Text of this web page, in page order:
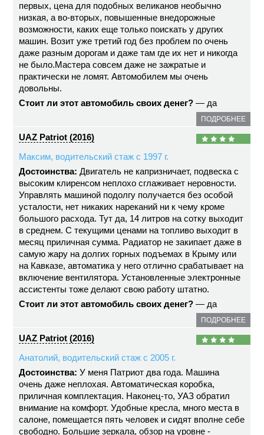
первых, цена для подобных великанов необычно
низкая, а во-вторых, повышенные внедорожные
возможности, каких еще только поискать у других
машин. Возит уже третий год без проблем по очень
даже разным дорогам и даже там где их нет и никогда
не было.Мастера совсем даже не зажратые и
практически не ломят. Автомобилем мы очень
довольны.
Стоит ли этот автомобиль своих денег? — да
ПОДРОБНЕЕ
UAZ Patriot (2016)
Максим, водительский стаж с 1997 г.
Достоинства: Двигатель не капризничает, подвеска с
высоким клиренсом неплохо сглаживает неровности.
Управлять машиной подолгу получается без особой
усталости, нет никаких нареканий ни к чему кроме
большого расхода. Тут да, 14 литров на сотку выходит
в среднем. С текущими ценами на топливо выходит в
месяц приличная сумма. Радиатор не закипает даже в
самую жару на долгих горных подъемах в Крыму или
на Кавказе, автоматика у него отлично срабатывает на
включение вентилятора. Установленные электронные
ассистенты тоже делают свою работу штатно.
Стоит ли этот автомобиль своих денег? — да
ПОДРОБНЕЕ
UAZ Patriot (2016)
Анатолий, водительский стаж с 2005 г.
Достоинства: У меня Патриот два года. Машина
очень даже неплохая. Автоматическая коробка,
приличная комплектация. Наконец-то, УАЗ обратил
внимание на комфорт. Удобные кресла, много места в
салоне, помещается пять человек и сидят вполне себе
свободно. Большие зеркала, обзор на уровне -